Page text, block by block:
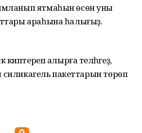
ятмаһын өсөн уны
араһына һалығыҙ.
киптереп алырға теләһәгеҙ,
силикагель пакеттарын төрөп